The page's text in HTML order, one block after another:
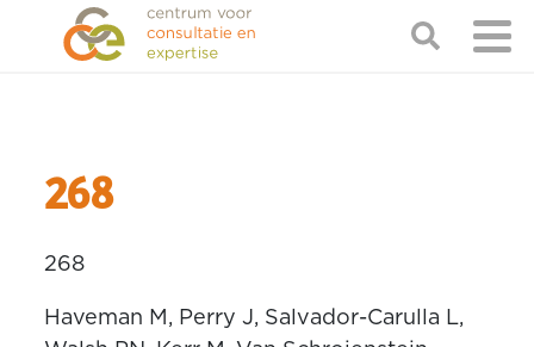
268
268
Haveman M, Perry J, Salvador-Carulla L,